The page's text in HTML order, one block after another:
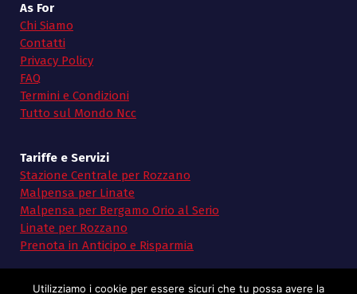
As For
Chi Siamo
Contatti
Privacy Policy
FAQ
Termini e Condizioni
Tutto sul Mondo Ncc
Tariffe e Servizi
Stazione Centrale per Rozzano
Malpensa per Linate
Malpensa per Bergamo Orio al Serio
Linate per Rozzano
Prenota in Anticipo e Risparmia
Utilizziamo i cookie per essere sicuri che tu possa avere la